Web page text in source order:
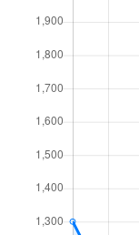
北１９条東
北１９条東
北２０条東
北２０条東